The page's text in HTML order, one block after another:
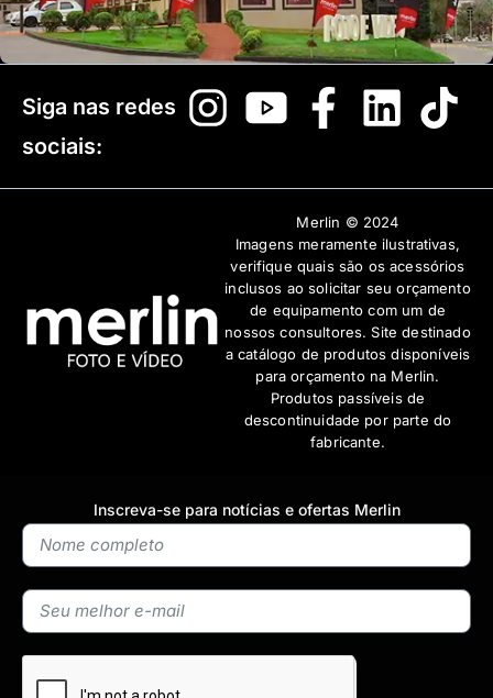
Inscreva-se para notícias e ofertas Merlin
Siga nas redes
sociais:
Merlin © 2024
Imagens meramente ilustrativas,
verifique quais são os acessórios
inclusos ao solicitar seu orçamento
de equipamento com um de
nossos consultores. Site destinado
a catálogo de produtos disponíveis
para orçamento na Merlin.
Produtos passíveis de
descontinuidade por parte do
fabricante.